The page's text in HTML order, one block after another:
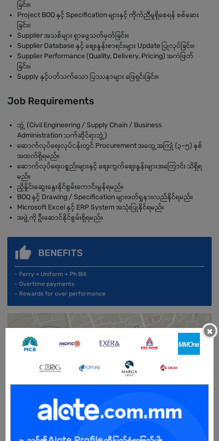
ခြင်း။
Project BOQ နှင့် Specification များနှင့် ကိုက်ညီမှုရှိစေရန် စစ်ဆေး
ခြင်း။
Supplier အသစ်များ ရှာဖွေသတ်မှတ်ခြင်း။
Supplier Database နှင့် စျေးနှုန်းစာရင်းများ Update ပြုလုပ်ခြင်း။
Supplier Performance (Quality, Delivery, Pricing) အကဲဖြတ်
ခြင်း။
Supply နှင့်ပတ်သက်သော ပြဿနာများ ဖြေရှင်းခြင်း။
Job Requirements
ဘွဲ့ (Civil Engineering / Supply Chain / Business
Administration သက်ဆိုင်ရာဘွဲ့)
ဆောက်လုပ်ရေးလုပ်ငန်းတွင် Procurement အတွေ့အကြုံ (၃–၅) နှစ်
အထက်ရှိရမည်။
ဆောက်လုပ်ရေးပစ္စည်းများနှင့် စျေးကွက်စျေးနှုန်းများအကြောင်း သိရှိရ
မည်။
ညှိနှိုင်းဆွေးနွေးနိုင်စွမ်းကောင်းမွန်ရမည်။
BOQ နှင့် Drawing / Specification များဖတ်ရှုနားလည်နိုင်ရမည်။
Microsoft Excel နှင့် ERP System အသုံးပြုနိုင်ရမည်။
အဖွဲ့ကို ဦးဆောင်နိုင်စွမ်းရှိရမည်။
BENEFITS
- Ferry + Uniform + Ph Bill
- Overtime payments
- Rewards for over performance
×